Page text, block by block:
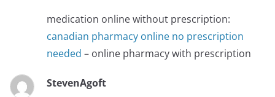
medication online without prescription:
canadian pharmacy online no prescription
needed – online pharmacy with prescription
StevenAgoft